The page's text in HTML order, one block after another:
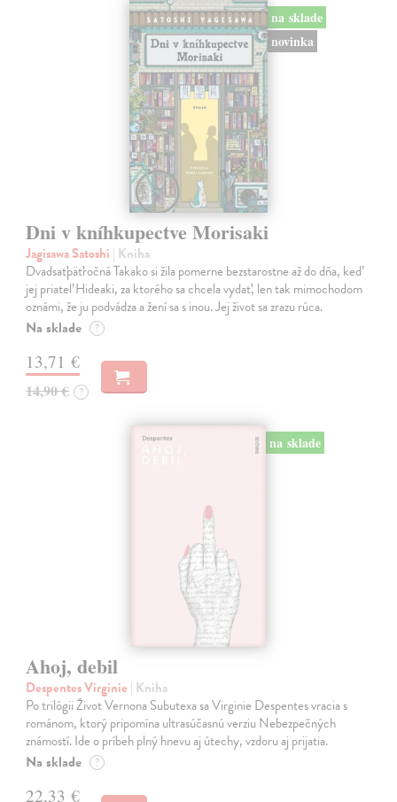
na sklade
novinka
Dni v kníhkupectve Morisaki
Jagisawa Satoshi | Kniha
Dvadsaťpäťročná Takako si žila pomerne bezstarostne až do dňa, keď
jej priateľ Hideaki, za ktorého sa chcela vydať, len tak mimochodom
oznámi, že ju podvádza a žení sa s inou. Jej život sa zrazu rúca.
Na sklade ?
13,71 €
14,90 € ?
na sklade
Ahoj, debil
Despentes Virginie | Kniha
Po trilógii Život Vernona Subutexa sa Virginie Despentes vracia s
románom, ktorý pripomína ultrasúčasnú verziu Nebezpečných
známostí. Ide o príbeh plný hnevu aj útechy, vzdoru aj prijatia.
Na sklade ?
22,33 €